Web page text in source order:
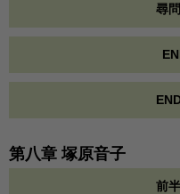
尋
第八章 塚原音子
前